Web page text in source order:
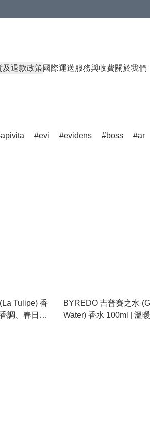
及退款政策國際運送服務與收費關於我們
apivita evi evidens boss ar
Tulipe) 香
調、春日氣
BYREDO 吉普賽之水
Water) 香水 100ml | 溫